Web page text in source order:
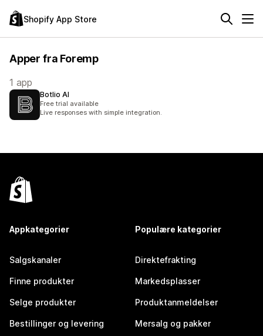
Shopify App Store
Apper fra Foremp
1 app
Botlio AI
Free trial available
Live responses with simple integration.
Appkategorier
Salgskanaler
Finne produkter
Selge produkter
Bestillinger og levering
Populære kategorier
Direktefrakting
Markedsplasser
Produktanmeldelser
Mersalg og pakker